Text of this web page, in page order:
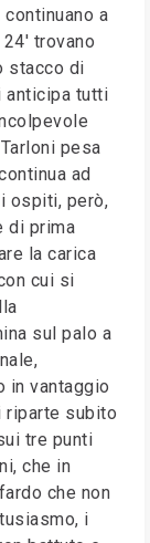
a
trovano
stacco di
anticipa tutti
pesa
ad
ospiti, però,
di prima
la carica
cui si
sul palo a
in vantaggio
riparte subito
tre punti
che in
che non
i